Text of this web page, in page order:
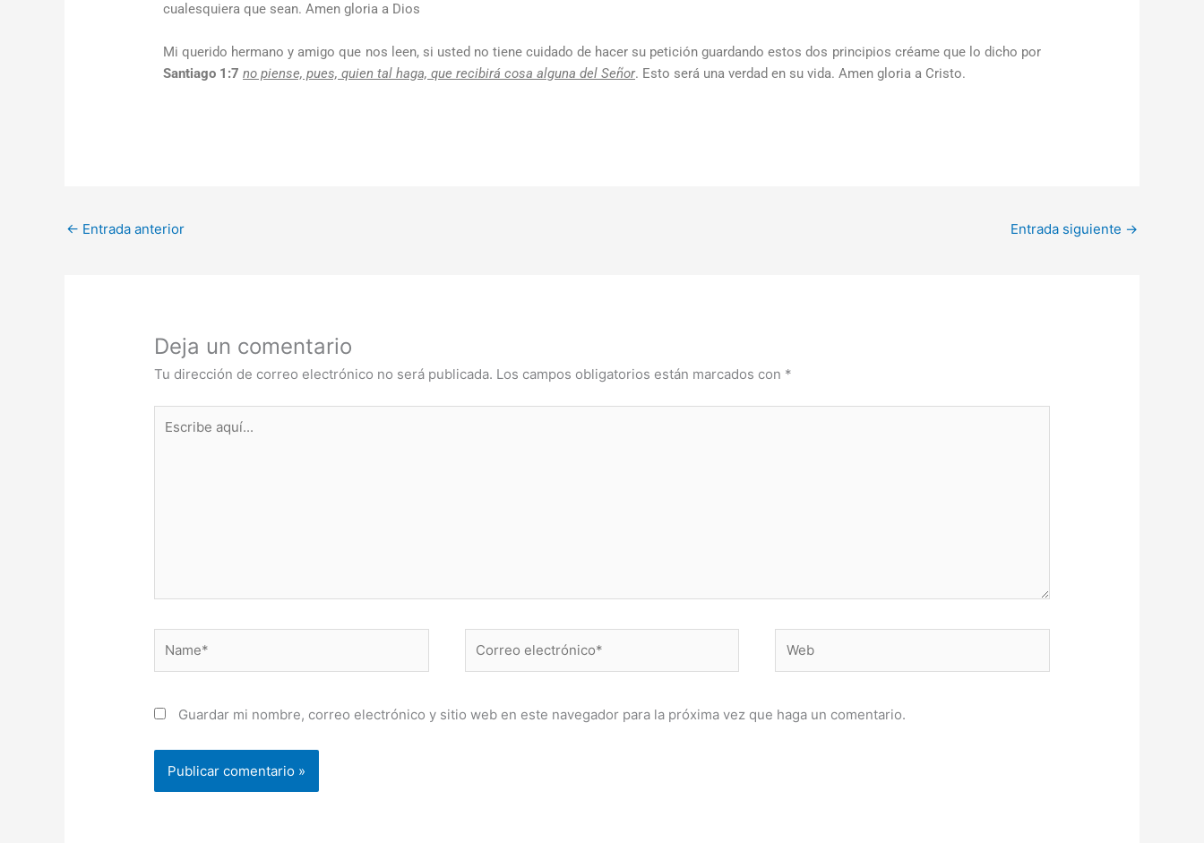
cualesquiera que sean. Amen gloria a Dios
Mi querido hermano y amigo que nos leen, si usted no tiene cuidado de hacer su petición guardando estos dos principios créame que lo dicho por
Santiago 1:7 no piense, pues, quien tal haga, que recibirá cosa alguna del Señor. Esto será una verdad en su vida. Amen gloria a Cristo.
← Entrada anterior Entrada siguiente →
Deja un comentario
Tu dirección de correo electrónico no será publicada. Los campos obligatorios están marcados con *
aquí...
electrónico*
Guardar mi nombre, correo electrónico y sitio web en este navegador para la próxima vez que haga un comentario.